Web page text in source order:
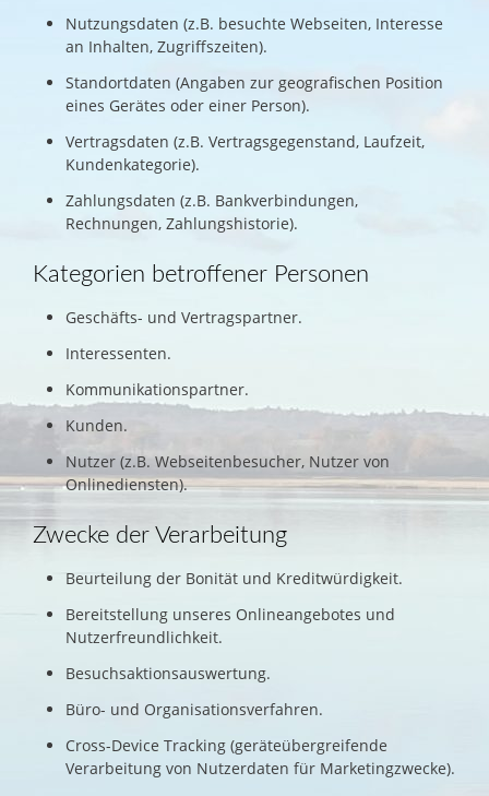
Nutzungsdaten (z.B. besuchte Webseiten, Interesse
an Inhalten, Zugriffszeiten).
Standortdaten (Angaben zur geografischen Position
eines Gerätes oder einer Person).
Vertragsdaten (z.B. Vertragsgegenstand, Laufzeit,
Kundenkategorie).
Zahlungsdaten (z.B. Bankverbindungen,
Rechnungen, Zahlungshistorie).
Kategorien betroffener Personen
Geschäfts- und Vertragspartner.
Interessenten.
Kommunikationspartner.
Kunden.
Nutzer (z.B. Webseitenbesucher, Nutzer von
Onlinediensten).
Zwecke der Verarbeitung
Beurteilung der Bonität und Kreditwürdigkeit.
Bereitstellung unseres Onlineangebotes und
Nutzerfreundlichkeit.
Besuchsaktionsauswertung.
Büro- und Organisationsverfahren.
Cross-Device Tracking (geräteübergreifende
Verarbeitung von Nutzerdaten für Marketingzwecke).